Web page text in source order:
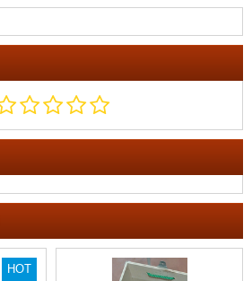
HOT